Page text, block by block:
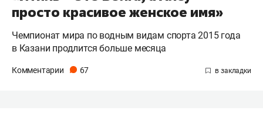
просто красивое женское имя»
Чемпионат мира по водным видам спорта 2015 года
в Казани продлится больше месяца
Комментарии 67